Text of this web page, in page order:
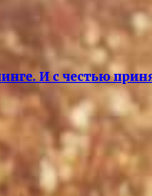
И с честью